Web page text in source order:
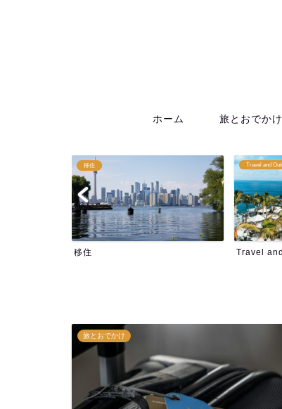
ホーム 旅とおでかけ
Travel and Outings in English
Travel and Outings in Englis...
その他
その他
旅とおでかけ